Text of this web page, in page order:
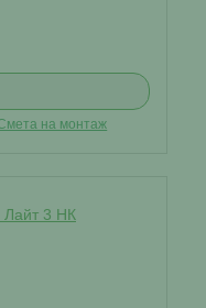
на монтаж
Лайт 3 НК